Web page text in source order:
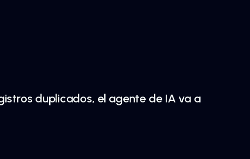
duplicados, el agente de IA va a